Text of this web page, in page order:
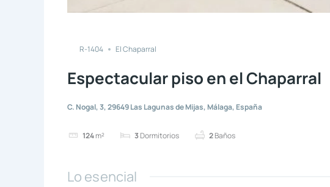
R-1404 El Chaparral
Espectacular piso en el Chaparral
C. Nogal, 3, 29649 Las Lagunas de Mijas, Málaga, España
124 m² 3 Dormitorios 2 Baños
Lo esencial